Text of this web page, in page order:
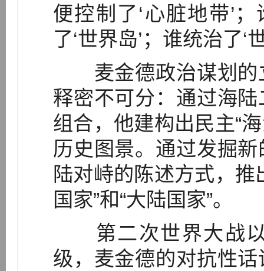
便控制了‘心脏地带’
了‘世界岛’；谁统治了‘
麦金德政治谋划的
释密不可分：通过海
组合，他建构出民主“
历史图景。通过发掘
陆对峙的陈述方式，
国家”和“大陆国家”。
第二次世界大战以
级，麦金德的对抗性